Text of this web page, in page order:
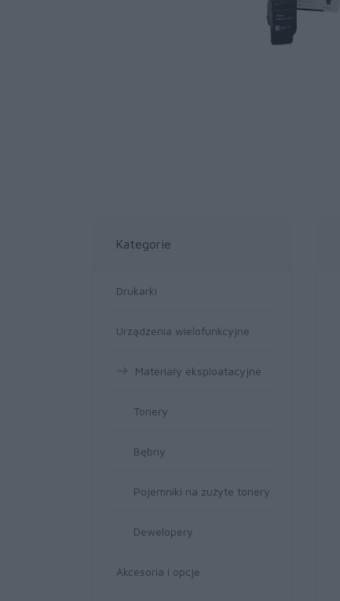
Kategorie
Drukarki
Urządzenia wielofunkcyjne
Materiały eksploatacyjne
Tonery
Bębny
Pojemniki na zużyte tonery
Dewelopery
Akcesoria i opcje